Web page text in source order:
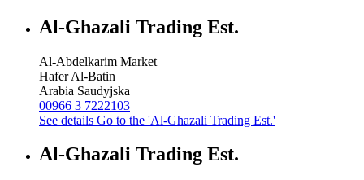
Al-Ghazali Trading Est.
Al-Abdelkarim Market
Hafer Al-Batin
Arabia Saudyjska
00966 3 7222103
See details Go to the 'Al-Ghazali Trading Est.'
Al-Ghazali Trading Est.